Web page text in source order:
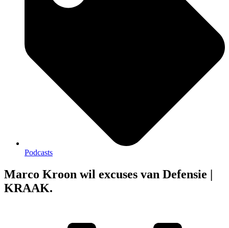
Podcasts
Marco Kroon wil excuses van Defensie |
KRAAK.